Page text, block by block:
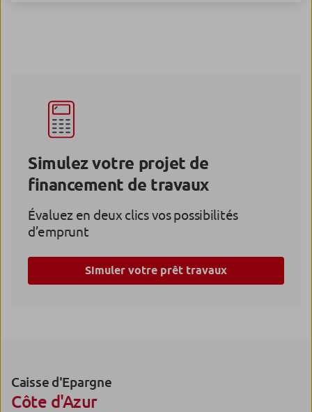
Simulez votre projet de
financement de travaux
Évaluez en deux clics vos possibilités
d’emprunt
Simuler votre prêt travaux
Caisse d'Epargne
Côte d'Azur